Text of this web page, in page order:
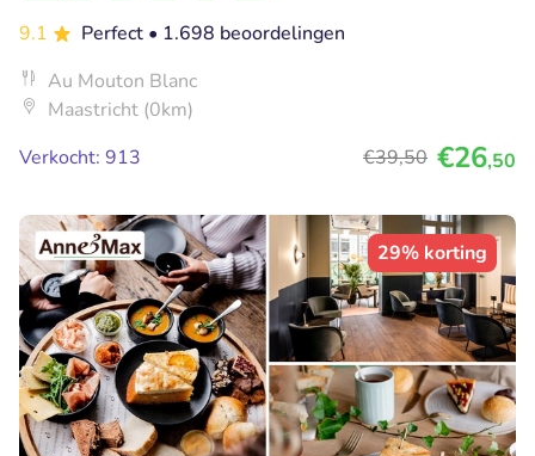
9.1
Perfect • 1.698 beoordelingen
Au Mouton Blanc
Maastricht (0km)
Verkocht: 913
€39,50 €26,50
29% korting